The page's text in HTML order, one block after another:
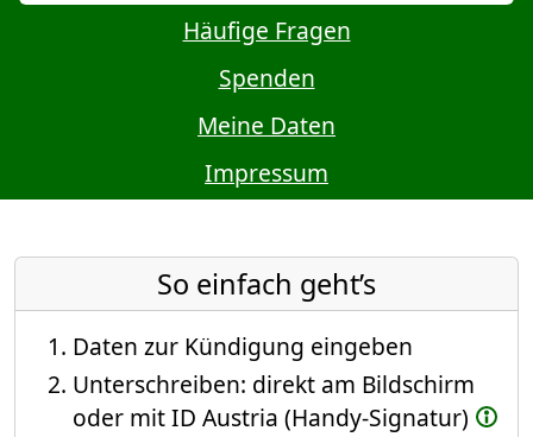
Häufige Fragen
Spenden
Meine Daten
Impressum
So einfach geht’s
Daten zur Kündigung eingeben
Unterschreiben: direkt am Bildschirm
oder mit ID Austria (Handy-Signatur)